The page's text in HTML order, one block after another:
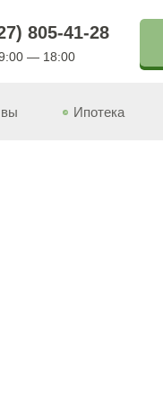
Ипотека
805-41-28
— 18:00